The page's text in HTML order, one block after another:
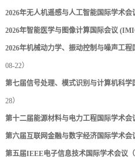
2026年无人机遥感与人工智能国际学术会
2026年智能医学与图像计算国际会议
2026年机械动力学、振动控制与噪声工程
08-22）
第七届信号处理、模式识别与计算机科学
28）
第十二届能源材料与电力工程国际学术会
第六届互联网金融与数字经济国际学术会
第五届IEEE电子信息技术国际学术会议（